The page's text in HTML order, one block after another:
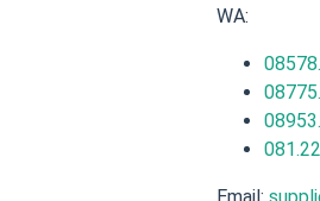
WA: